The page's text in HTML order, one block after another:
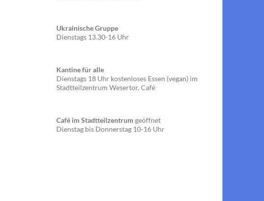
Ukrainische Gruppe
Dienstags 13.30-16 Uhr
Kantine für alle
Dienstags 18 Uhr kostenloses Essen (vegan) im
Stadtteilzentrum Wesertor, Café
Café im Stadtteilzentrum geöffnet
Dienstag bis Donnerstag 10-16 Uhr